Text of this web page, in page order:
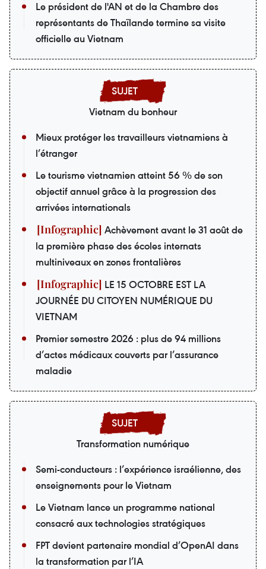
Le président de l'AN et de la Chambre des
représentants de Thaïlande termine sa visite
officielle au Vietnam
Vietnam du bonheur
Mieux protéger les travailleurs vietnamiens à
l’étranger
Le tourisme vietnamien atteint 56 % de son
objectif annuel grâce à la progression des
arrivées internationals
Achèvement avant le 31 août de
la première phase des écoles internats
multiniveaux en zones frontalières
LE 15 OCTOBRE EST LA
JOURNÉE DU CITOYEN NUMÉRIQUE DU
VIETNAM
Premier semestre 2026 : plus de 94 millions
d’actes médicaux couverts par l’assurance
maladie
Transformation numérique
Semi-conducteurs : l’expérience israélienne, des
enseignements pour le Vietnam
Le Vietnam lance un programme national
consacré aux technologies stratégiques
FPT devient partenaire mondial d’OpenAI dans
la transformation par l’IA